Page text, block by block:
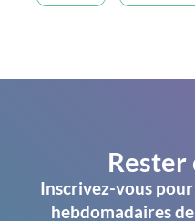
Rester
Inscrivez-vous
hebdomadaires